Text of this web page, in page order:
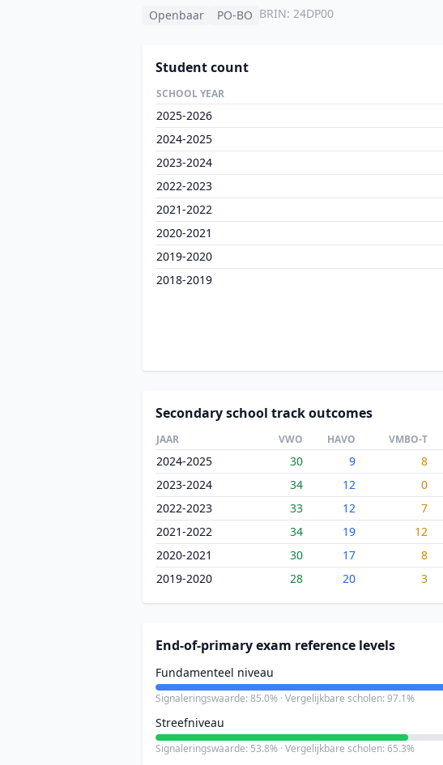
Openbaar
PO-BO BRIN: 24DP00
Student count
SCHOOL YEAR
2025-2026
2024-2025
2023-2024
2022-2023
2021-2022
2020-2021
2019-2020
2018-2019
Secondary school track outcomes
JAAR VWO HAVO VMBO-T
2024-2025 30 9 8
2023-2024
34 12 0
2022-2023
33 12 7
2021-2022
34 19 12
2020-2021
30 17 8
2019-2020
28 20 3
End-of-primary exam reference levels
Fundamenteel niveau
Signaleringswaarde: 85.0% · Vergelijkbare scholen: 97.1%
Streefniveau
Signaleringswaarde: 53.8% · Vergelijkbare scholen: 65.3%